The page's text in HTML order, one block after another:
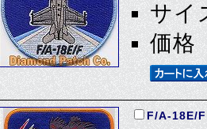
サイ
価格
F/A-18E/F